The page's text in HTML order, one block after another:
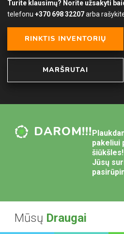
Turite klausimų? Norite užsakyti
telefonu +370 698 32207arba
RINKTIS INVENTORIŲ
MARŠRUTAI
DAROM!!!
pakeliui
Jūsų
Mūsų Draugai